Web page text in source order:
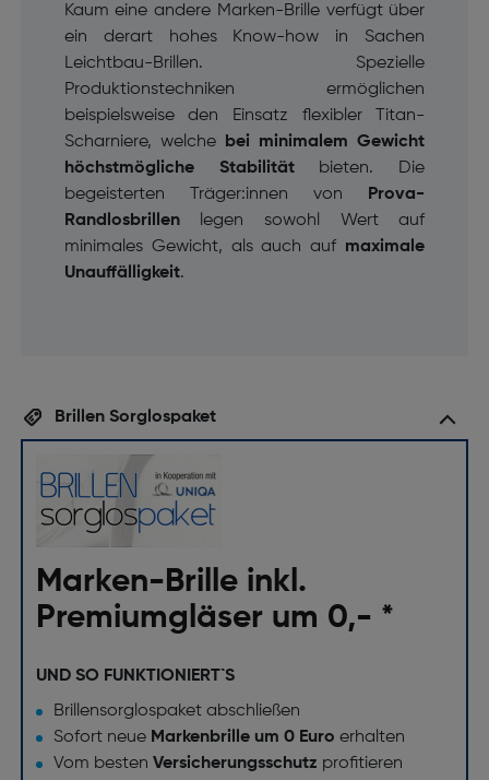
Kaum eine andere Marken-Brille verfügt über
ein derart hohes Know-how in Sachen
Leichtbau-Brillen. Spezielle
Produktionstechniken ermöglichen
beispielsweise den Einsatz flexibler Titan-
Scharniere, welche
bei minimalem Gewicht
höchstmögliche Stabilitätbieten. Die
begeisterten Träger:innen von
Prova-
Randlosbrillenlegen sowohl Wert auf
minimales Gewicht, als auch auf maximale
Unauffälligkeit.
Brillen Sorglospaket
Marken-Brille inkl.
Premiumgläser um 0,- *
UND SO FUNKTIONIERT`S
Brillensorglospaket abschließen
Sofort neue Markenbrille um 0 Euro erhalten
Vom besten Versicherungsschutz profitieren